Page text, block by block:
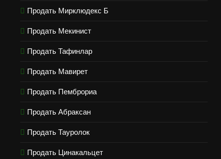
Продать Мирклюдекс Б
Продать Мекинист
Продать Тафинлар
Продать Мавирет
Продать Пемброриа
Продать Абраксан
Продать Тауролок
Продать Цинакальцет